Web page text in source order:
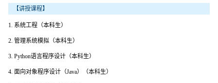
【讲授课程】
1. 系统工程（本科生）
2. 管理系统模拟（本科生）
3. Python语言程序设计（本科生）
4. 面向对象程序设计（Java）（本科生）